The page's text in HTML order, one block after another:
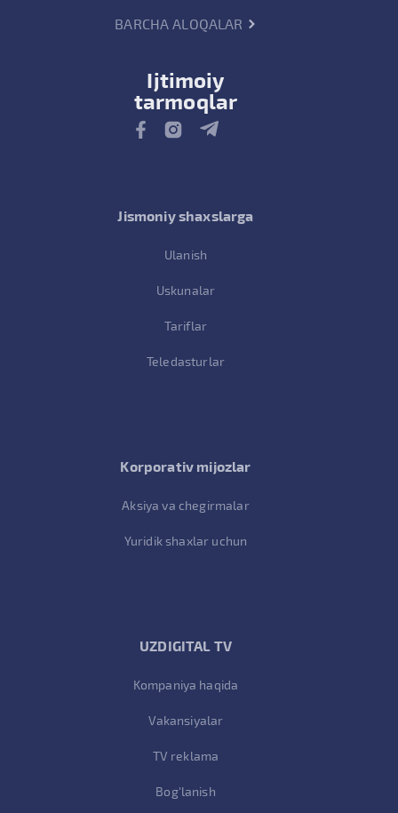
BARCHA ALOQALAR
Ijtimoiy
tarmoqlar
Jismoniy shaxslarga
Ulanish
Uskunalar
Tariflar
Teledasturlar
Korporativ mijozlar
Aksiya va chegirmalar
Yuridik shaxlar uchun
UZDIGITAL TV
Kompaniya haqida
Vakansiyalar
TV reklama
Bog'lanish